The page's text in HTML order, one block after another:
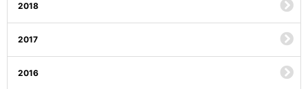
2018
2017
2016